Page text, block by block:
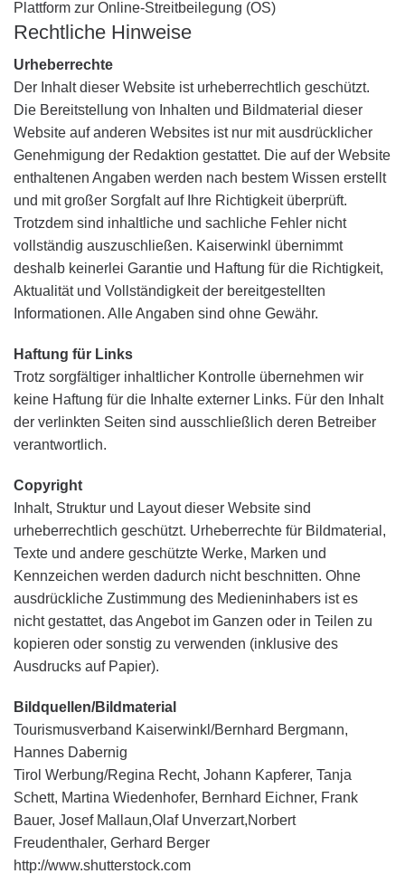
Plattform zur Online-Streitbeilegung (OS)
Rechtliche Hinweise
Urheberrechte
Der Inhalt dieser Website ist urheberrechtlich geschützt.
Die Bereitstellung von Inhalten und Bildmaterial dieser
Website auf anderen Websites ist nur mit ausdrücklicher
Genehmigung der Redaktion gestattet. Die auf der Website
enthaltenen Angaben werden nach bestem Wissen erstellt
und mit großer Sorgfalt auf Ihre Richtigkeit überprüft.
Trotzdem sind inhaltliche und sachliche Fehler nicht
vollständig auszuschließen. Kaiserwinkl übernimmt
deshalb keinerlei Garantie und Haftung für die Richtigkeit,
Aktualität und Vollständigkeit der bereitgestellten
Informationen. Alle Angaben sind ohne Gewähr.
Haftung für Links
Trotz sorgfältiger inhaltlicher Kontrolle übernehmen wir
keine Haftung für die Inhalte externer Links. Für den Inhalt
der verlinkten Seiten sind ausschließlich deren Betreiber
verantwortlich.
Copyright
Inhalt, Struktur und Layout dieser Website sind
urheberrechtlich geschützt. Urheberrechte für Bildmaterial,
Texte und andere geschützte Werke, Marken und
Kennzeichen werden dadurch nicht beschnitten. Ohne
ausdrückliche Zustimmung des Medieninhabers ist es
nicht gestattet, das Angebot im Ganzen oder in Teilen zu
kopieren oder sonstig zu verwenden (inklusive des
Ausdrucks auf Papier).
Bildquellen/Bildmaterial
Tourismusverband Kaiserwinkl/Bernhard Bergmann,
Hannes Dabernig
Tirol Werbung/Regina Recht, Johann Kapferer, Tanja
Schett, Martina Wiedenhofer, Bernhard Eichner, Frank
Bauer, Josef Mallaun,Olaf Unverzart,Norbert
Freudenthaler, Gerhard Berger
http://www.shutterstock.com